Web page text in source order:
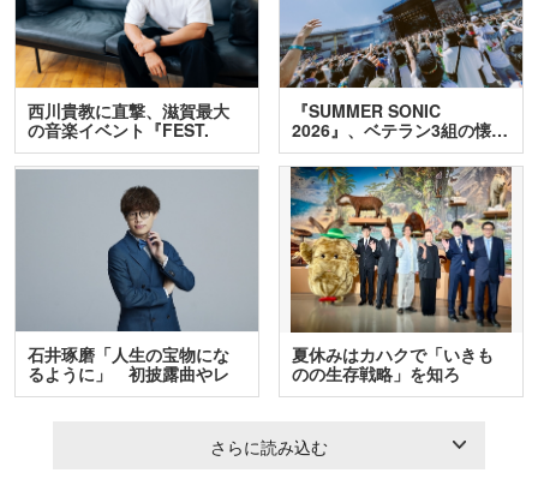
西川貴教に直撃、滋賀最大
の音楽イベント『FEST.
INA…
『SUMMER SONIC
2026』、ベテラン3組の懐…
石井琢磨「人生の宝物にな
るように」 初披露曲やレ
ア…
夏休みはカハクで「いきも
のの生存戦略」を知ろ
う！ …
さらに読み込む